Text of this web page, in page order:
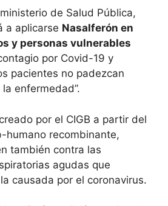
de Salud Pública,
a aplicarse Nasalferón en
y personas vulnerables
por Covid-19 y
pacientes no padezcan
enfermedad”.
por el CIGB a partir del
humano recombinante,
también contra las
agudas que
causada por el coronavirus.